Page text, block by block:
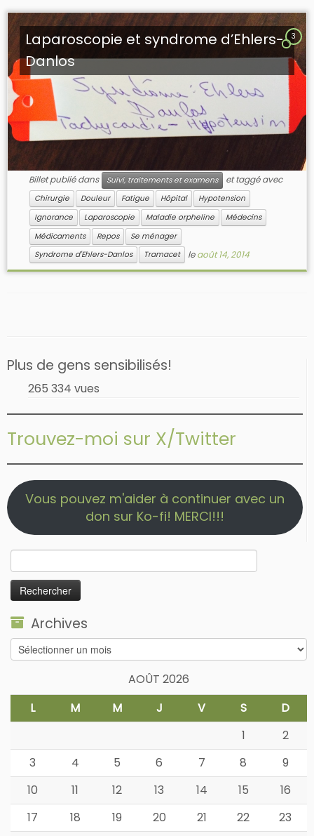
3
Laparoscopie et syndrome d’Ehlers-
Danlos
Billet publié dans Suivi, traitements et examens et taggé avec
Chirurgie Douleur Fatigue Hôpital
Hypotension
Ignorance
Laparoscopie Maladie orpheline
Médecins
Médicaments
Repos
Se ménager
Syndrome d'Ehlers-Danlos
Tramacet leaoût 14, 2014
Plus de gens sensibilisés!
265 334 vues
Trouvez-moi sur X/Twitter
Vous pouvez m'aider à continuer avec un
don sur Ko-fi! MERCI!!!
Archives
Archives
AOÛT 2026
L
M M J V S
D
1
2
3
4 5 6 7 8
9
10
11 12 13 14 15
16
17
18 19 20 21 22
23